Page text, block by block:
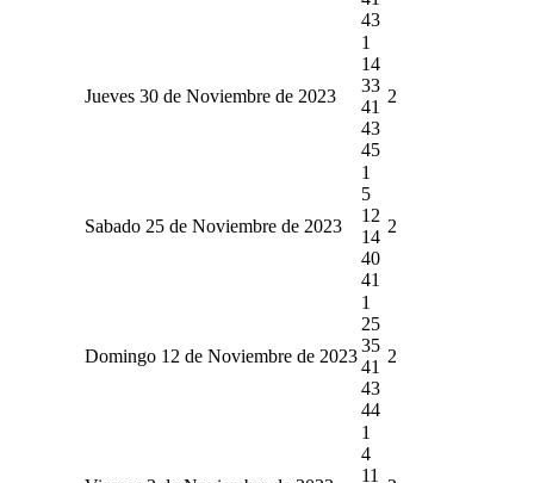
43
Jueves 30 de Noviembre de 2023
1
14
33
41
43
45
2
Sabado 25 de Noviembre de 2023
1
5
12
14
40
41
2
Domingo 12 de Noviembre de 2023
1
25
35
41
43
44
2
1
4
11